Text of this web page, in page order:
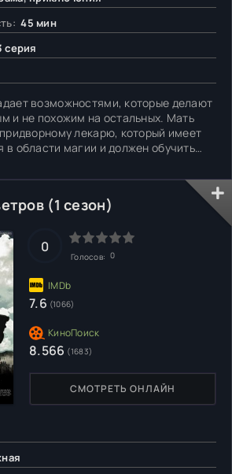
45 мин
серия
возможностями, которые делают
и не похожим на остальных. Мать
лекарю, который имеет
в области магии и должен обучить
о запрете магии. Однако Мерлин не
и станет самым могучим
(1 сезон)
СМОТРЕТЬ ОНЛАЙН
0
Голосов: 0
7.6 (1066)
8.566 (1683)